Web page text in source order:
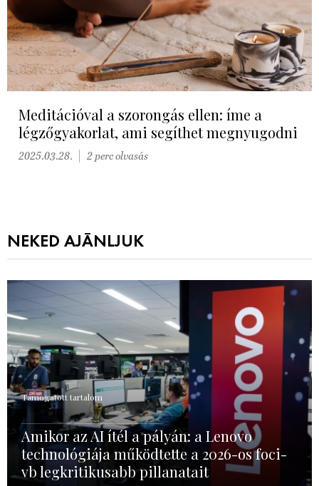
Meditációval a szorongás ellen: íme a
légzőgyakorlat, ami segíthet megnyugodni
2025.03.28. 2 perc olvasás
NEKED AJÁNLJUK
Támogatott tartalom
Amikor az AI ítél a pályán: a Lenovo
technológiája működtette a 2026-os foci-
vb legkritikusabb pillanatait